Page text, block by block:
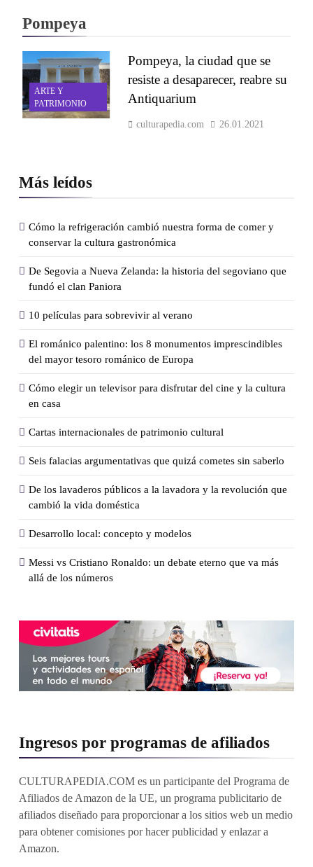
Más leídos
Cómo la refrigeración cambió nuestra forma de comer y
conservar la cultura gastronómica
De Segovia a Nueva Zelanda: la historia del segoviano que
fundó el clan Paniora
10 películas para sobrevivir al verano
El románico palentino: los 8 monumentos imprescindibles
del mayor tesoro románico de Europa
Cómo elegir un televisor para disfrutar del cine y la cultura
en casa
Cartas internacionales de patrimonio cultural
Seis falacias argumentativas que quizá cometes sin saberlo
De los lavaderos públicos a la lavadora y la revolución que
cambió la vida doméstica
Desarrollo local: concepto y modelos
Messi vs Cristiano Ronaldo: un debate eterno que va más
allá de los números
Pompeya
ARTE Y
PATRIMONIO
Pompeya, la ciudad que se
resiste a desaparecer, reabre su
Antiquarium
culturapedia.com 26.01.2021
Ingresos por programas de afiliados
CULTURAPEDIA.COM es un participante del Programa de
Afiliados de Amazon de la UE, un programa publicitario de
afiliados diseñado para proporcionar a los sitios web un medio
para obtener comisiones por hacer publicidad y enlazar a
Amazon.